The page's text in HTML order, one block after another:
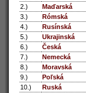
2.)
Maďarská
3.)
Rómská
4.)
Rusínská
5.)
Ukrajinská
6.)
Česká
7.)
Nemecká
8.)
Moravská
9.)
Poľská
10.)
Ruská